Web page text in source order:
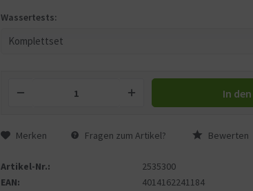
Wassertests:
In den
Merken Fragen zum Artikel? Bewerten
Artikel-Nr.:
2535300
EAN:
4014162241184